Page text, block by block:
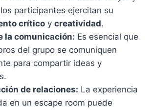
participantes ejercitan su
crítico y creatividad.
la comunicación: Es esencial que
del grupo se comuniquen
para compartir ideas y
de relaciones: La experiencia
en un escape room puede